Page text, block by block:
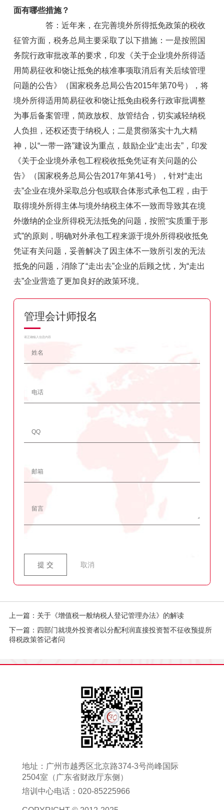
面有哪些措施？
答：近年来，在完善境外所得抵免政策的税收
征管方面，税务总局主要采取了以下措施：一是按照国
务院行政审批改革的要求，印发《关于企业境外所得适
用简易征收和饶让抵免的核准事项取消后有关后续管理
问题的公告》（国家税务总局公告2015年第70号），将
境外所得适用简易征收和饶让抵免由税务行政审批调整
为事后备案管理，简政放权、放管结合，切实减轻纳税
人负担，还权还责于纳税人；二是贯彻落实十九大精
神，以“一带一路”建设为重点，鼓励企业“走出去”，印发
《关于企业境外承包工程税收抵免凭证有关问题的公
告》（国家税务总局公告2017年第41号），针对“走出
去”企业在境外采取总分包或联合体形式承包工程，由于
取得境外所得主体与境外纳税主体不一致而导致其在境
外缴纳的企业所得税无法抵免的问题，按照“实质重于形
式”的原则，明确对外承包工程来源于境外所得税收抵免
凭证有关问题，妥善解决了因主体不一致所引发的无法
抵免的问题，消除了“走出去”企业的后顾之忧，为“走出
去”企业营造了更加良好的政策环境。
管理会计师报名
请正确输入信息内容
提 交 取消
上一篇：关于《增值税一般纳税人登记管理办法》的解读
下一篇：四部门就境外投资者以分配利润直接投资暂不征收预提所
得税政策答记者问
地址：广州市越秀区北京路374-3号尚峰国际
2504室（广东省财政厅东侧）
培训中心电话：020-85225966